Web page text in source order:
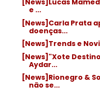
[News]Lucas
e ...
[News]Carla Prata
doenças...
[News]Trends e
[News]"Xote
Aydar...
[News]Rionegro &
não se...